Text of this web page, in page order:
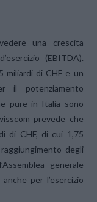
una crescita
(EBITDA).
miliardi di CHF e un
il potenziamento
pure in Italia sono
prevede che
di CHF, di cui 1,75
degli
generale
per l’esercizio